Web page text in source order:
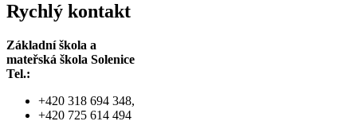
Rychlý kontakt
Základní škola a
mateřská škola Solenice
Tel.:
+420 318 694 348,
+420 725 614 494